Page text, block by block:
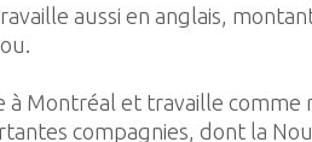
aussi en anglais,
à Montréal et travaille comme
compagnies, dont la